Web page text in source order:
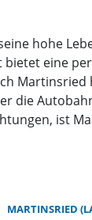
hohe
eine
die
ist
MARTINSRIED